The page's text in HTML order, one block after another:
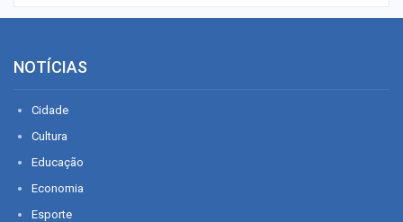
NOTÍCIAS
Cidade
Cultura
Educação
Economia
Esporte